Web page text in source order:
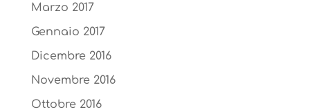
Marzo 2017
Gennaio 2017
Dicembre 2016
Novembre 2016
Ottobre 2016